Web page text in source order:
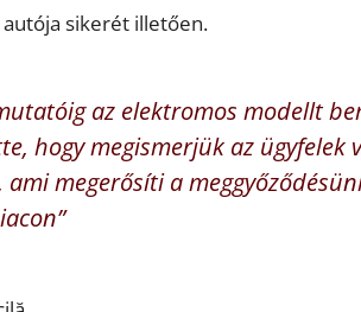
sikerét illetően.
az elektromos modellt
hogy megismerjük az ügyfelek
megerősíti a